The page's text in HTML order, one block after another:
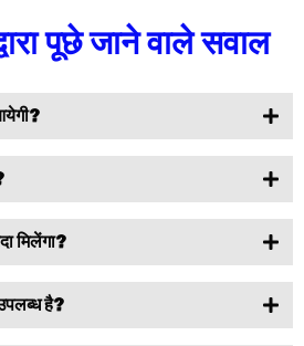
पूछे जाने वाले सवाल
मिलेंगा?
है?